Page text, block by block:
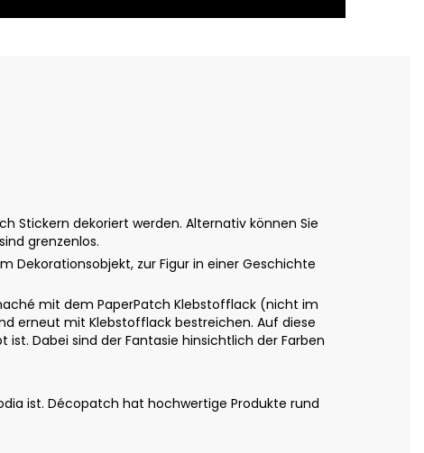
Stickern dekoriert werden. Alternativ können Sie
grenzenlos.
Dekorationsobjekt, zur Figur in einer Geschichte
mit dem PaperPatch Klebstofflack (nicht im
erneut mit Klebstofflack bestreichen. Auf diese
Dabei sind der Fantasie hinsichtlich der Farben
ist. Décopatch hat hochwertige Produkte rund